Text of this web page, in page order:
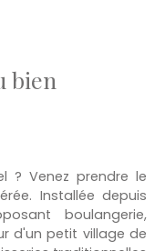
bien
? Venez prendre le
Installée depuis
boulangerie,
d'un petit village de